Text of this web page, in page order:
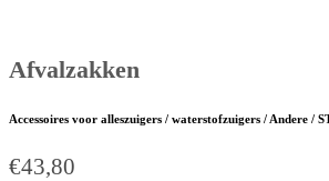
Afvalzakken
Accessoires voor alleszuigers / waterstofzuigers / Andere /
€43,80